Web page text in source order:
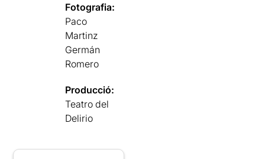
Fotografia:
Paco
Martinz
Germán
Romero
Producció:
Teatro del
Delirio